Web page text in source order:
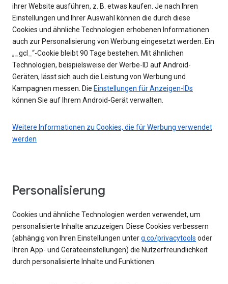
ihrer Website ausführen, z. B. etwas kaufen. Je nach Ihren
Einstellungen und Ihrer Auswahl können die durch diese
Cookies und ähnliche Technologien erhobenen Informationen
auch zur Personalisierung von Werbung eingesetzt werden. Ein
„_gcl_“-Cookie bleibt 90 Tage bestehen. Mit ähnlichen
Technologien, beispielsweise der Werbe-ID auf Android-
Geräten, lässt sich auch die Leistung von Werbung und
Kampagnen messen. Die Einstellungen für Anzeigen-IDs
können Sie auf Ihrem Android-Gerät verwalten.
Weitere Informationen zu Cookies, die für Werbung verwendet
werden
Personalisierung
Cookies und ähnliche Technologien werden verwendet, um
personalisierte Inhalte anzuzeigen. Diese Cookies verbessern
(abhängig von Ihren Einstellungen unterg.co/privacytools oder
Ihren App- und Geräteeinstellungen) die Nutzerfreundlichkeit
durch personalisierte Inhalte und Funktionen.